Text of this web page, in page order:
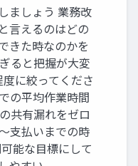
ましょう 業務改
言えるのはどの
きた時なのかを
ると把握が大変
に絞ってくださ
の平均作業時間
共有漏れをゼロ
支払いまでの時
能な目標にして